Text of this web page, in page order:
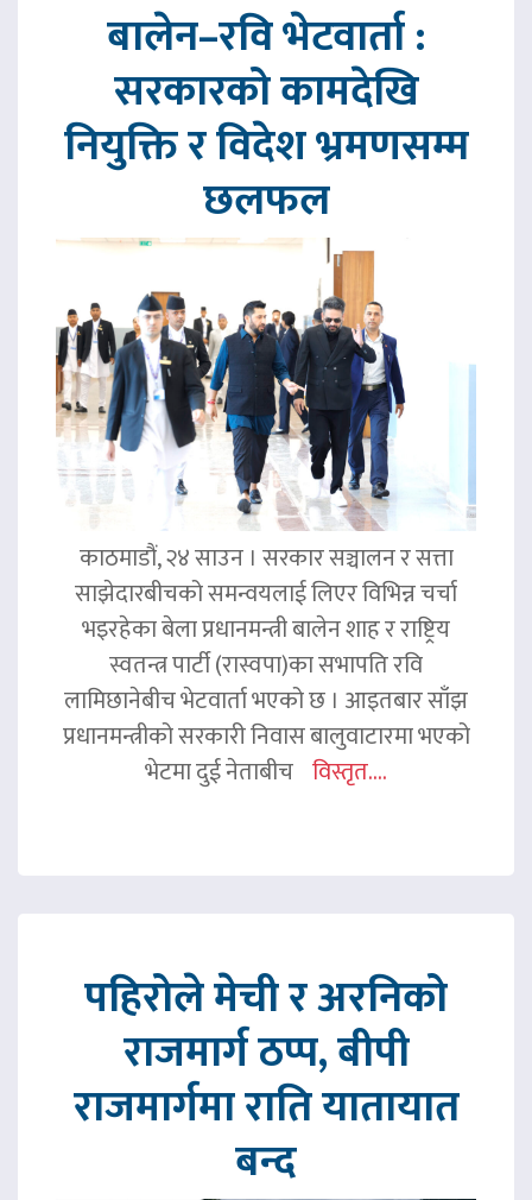
बालेन–रवि भेटवार्ता :
सरकारको कामदेखि
नियुक्ति र विदेश भ्रमणसम्म
छलफल
काठमाडौं, २४ साउन । सरकार सञ्चालन र सत्ता
साझेदारबीचको समन्वयलाई लिएर विभिन्न चर्चा
भइरहेका बेला प्रधानमन्त्री बालेन शाह र राष्ट्रिय
स्वतन्त्र पार्टी (रास्वपा)का सभापति रवि
लामिछानेबीच भेटवार्ता भएको छ । आइतबार साँझ
प्रधानमन्त्रीको सरकारी निवास बालुवाटारमा भएको
भेटमा दुई नेताबीच विस्तृत....
पहिरोले मेची र अरनिको
राजमार्ग ठप्प, बीपी
राजमार्गमा राति यातायात
बन्द